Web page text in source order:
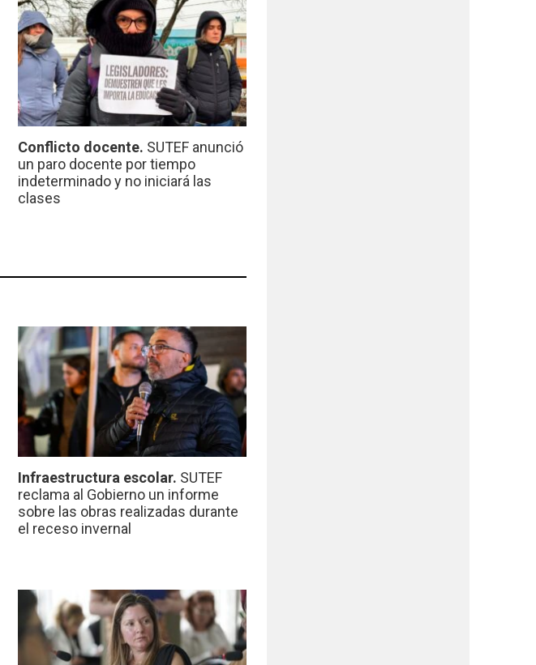
Conflicto docente. SUTEF anunció
un paro docente por tiempo
indeterminado y no iniciará las
clases
Infraestructura escolar. SUTEF
reclama al Gobierno un informe
sobre las obras realizadas durante
el receso invernal